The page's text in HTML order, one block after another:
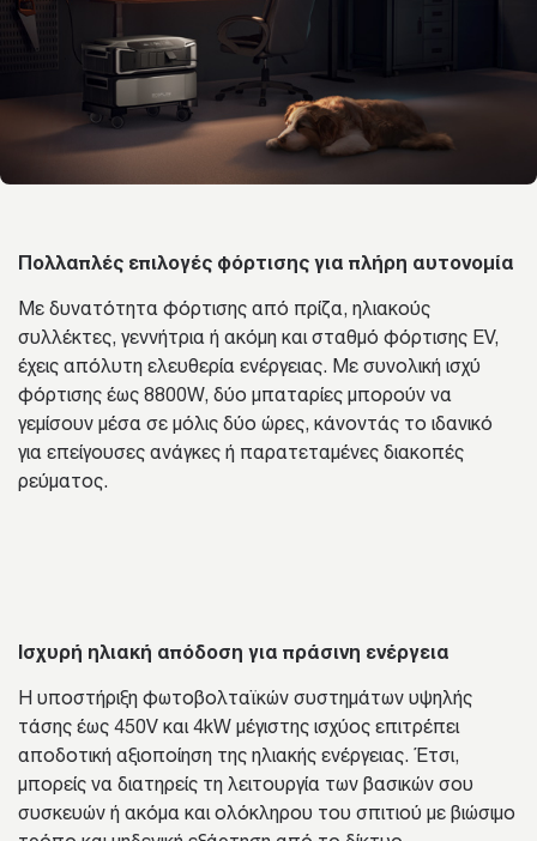
Πολλαπλές επιλογές φόρτισης για πλήρη αυτονομία
Με δυνατότητα φόρτισης από πρίζα, ηλιακούς
συλλέκτες, γεννήτρια ή ακόμη και σταθμό φόρτισης EV,
έχεις απόλυτη ελευθερία ενέργειας. Με συνολική ισχύ
φόρτισης έως 8800W, δύο μπαταρίες μπορούν να
γεμίσουν μέσα σε μόλις δύο ώρες, κάνοντάς το ιδανικό
για επείγουσες ανάγκες ή παρατεταμένες διακοπές
ρεύματος.
Ισχυρή ηλιακή απόδοση για πράσινη ενέργεια
Η υποστήριξη φωτοβολταϊκών συστημάτων υψηλής
τάσης έως 450V και 4kW μέγιστης ισχύος επιτρέπει
αποδοτική αξιοποίηση της ηλιακής ενέργειας. Έτσι,
μπορείς να διατηρείς τη λειτουργία των βασικών σου
συσκευών ή ακόμα και ολόκληρου του σπιτιού με βιώσιμο